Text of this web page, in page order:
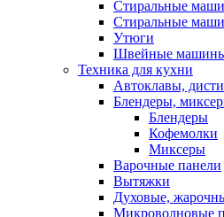
Стиральные
Стиральные
Утюги
Швейные
Техника для кухни
Автоклавы,
Блендеры,
Блендеры
Кофемолки
Миксеры
Варочные панели
Вытяжки
Духовые,
Микроволновые